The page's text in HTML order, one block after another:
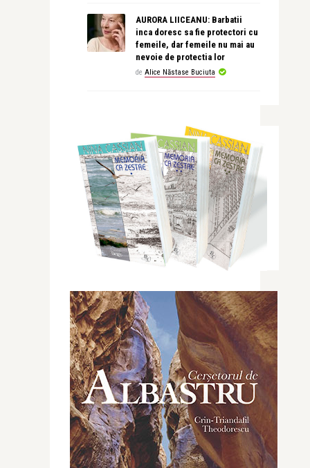
AURORA LIICEANU: Barbatii
inca doresc sa fie protectori cu
femeile, dar femeile nu mai au
nevoie de protectia lor
de Alice Năstase Buciuta